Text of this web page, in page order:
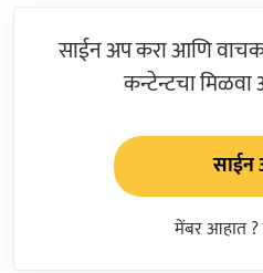
साईन अप करा आणि
कन्टेन्टचा
साईन
मेंबर आहात ?